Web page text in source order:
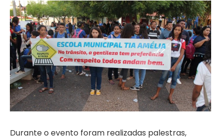
Durante o evento foram realizadas palestras,